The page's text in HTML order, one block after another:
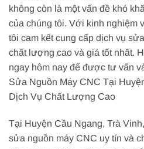
không còn là một vấn đề khó
của chúng tôi. Với kinh nghiệm
tôi cam kết cung cấp dịch vụ
chất lượng cao và giá tốt nhất.
ngay hôm nay để được tư vấn
Sửa Nguồn Máy CNC Tại
Dịch Vụ Chất Lượng Cao
Tại Huyện Cầu Ngang, Trà
sửa nguồn máy CNC uy tín và